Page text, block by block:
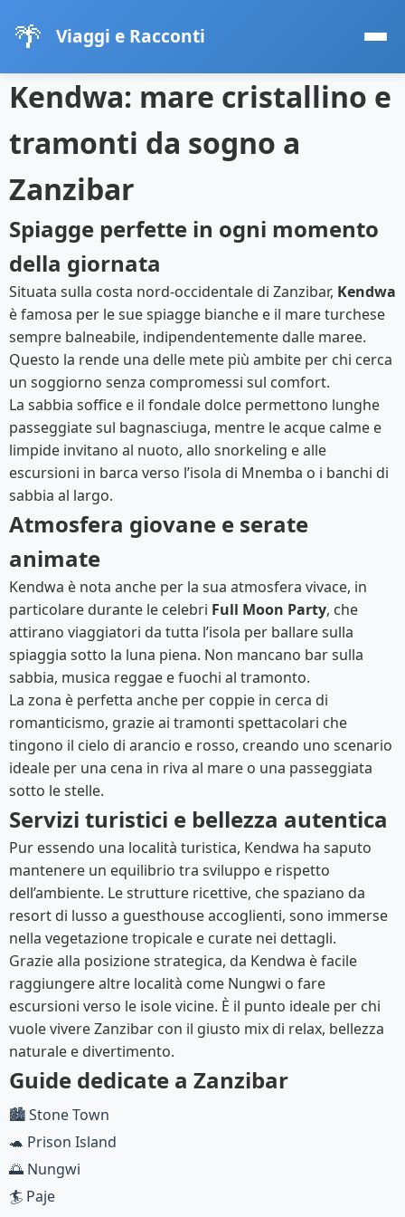
🌴 Viaggi e Racconti
Kendwa: mare cristallino e
tramonti da sogno a
Zanzibar
Spiagge perfette in ogni momento
della giornata
Situata sulla costa nord-occidentale di Zanzibar, Kendwa
è famosa per le sue spiagge bianche e il mare turchese
sempre balneabile, indipendentemente dalle maree.
Questo la rende una delle mete più ambite per chi cerca
un soggiorno senza compromessi sul comfort.
La sabbia soffice e il fondale dolce permettono lunghe
passeggiate sul bagnasciuga, mentre le acque calme e
limpide invitano al nuoto, allo snorkeling e alle
escursioni in barca verso l’isola di Mnemba o i banchi di
sabbia al largo.
Atmosfera giovane e serate
animate
Kendwa è nota anche per la sua atmosfera vivace, in
particolare durante le celebri Full Moon Party, che
attirano viaggiatori da tutta l’isola per ballare sulla
spiaggia sotto la luna piena. Non mancano bar sulla
sabbia, musica reggae e fuochi al tramonto.
La zona è perfetta anche per coppie in cerca di
romanticismo, grazie ai tramonti spettacolari che
tingono il cielo di arancio e rosso, creando uno scenario
ideale per una cena in riva al mare o una passeggiata
sotto le stelle.
Servizi turistici e bellezza autentica
Pur essendo una località turistica, Kendwa ha saputo
mantenere un equilibrio tra sviluppo e rispetto
dell’ambiente. Le strutture ricettive, che spaziano da
resort di lusso a guesthouse accoglienti, sono immerse
nella vegetazione tropicale e curate nei dettagli.
Grazie alla posizione strategica, da Kendwa è facile
raggiungere altre località come Nungwi o fare
escursioni verso le isole vicine. È il punto ideale per chi
vuole vivere Zanzibar con il giusto mix di relax, bellezza
naturale e divertimento.
Guide dedicate a Zanzibar
🏙️ Stone Town
🐢 Prison Island
🌅 Nungwi
🏄 Paje